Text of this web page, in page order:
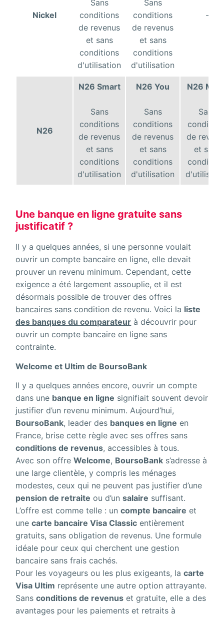
Nickel
Sans
conditions
de revenus
et sans
conditions
d'utilisation
Sans
conditions
de revenus
et sans
conditions
d'utilisation
-
N26
N26 Smart
Sans
conditions
de revenus
et sans
conditions
d'utilisation
N26 You
Sans
conditions
de revenus
et sans
conditions
d'utilisation
N26
Sans
de
et sans
Une banque en ligne gratuite sans
justificatif ?
Il y a quelques années, si une personne voulait
ouvrir un compte bancaire en ligne, elle devait
prouver un revenu minimum. Cependant, cette
exigence a été largement assouplie, et il est
désormais possible de trouver des offres
bancaires sans condition de revenu. Voici la liste
des banques du comparateur à découvrir pour
ouvrir un compte bancaire en ligne sans
contrainte.
Welcome et Ultim de BoursoBank
Il y a quelques années encore, ouvrir un compte
dans une banque en ligne signifiait souvent devoir
justifier d’un revenu minimum. Aujourd’hui,
BoursoBank, leader des banques en ligne en
France, brise cette règle avec ses offres sans
conditions de revenus, accessibles à tous.
Avec son offreWelcome, BoursoBank s’adresse à
une large clientèle, y compris les ménages
modestes, ceux qui ne peuvent pas justifier d’une
pension de retraite ou d’unsalaire suffisant.
L’offre est comme telle : uncompte bancaire et
unecarte bancaire Visa Classic entièrement
gratuits, sans obligation de revenus. Une formule
idéale pour ceux qui cherchent une gestion
bancaire sans frais cachés.
Pour les voyageurs ou les plus exigeants, lacarte
Visa Ultim représente une autre option attrayante.
Sansconditions de revenus et gratuite, elle a des
avantages pour les paiements et retraits à